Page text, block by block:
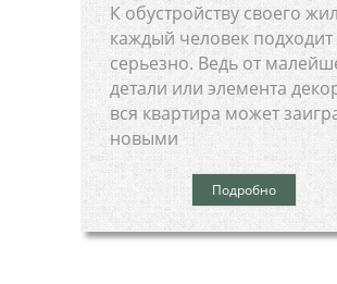
К обустройству своего
каждый человек подходит
серьезно. Ведь от
детали или элемента
вся квартира может
новыми
Подробно